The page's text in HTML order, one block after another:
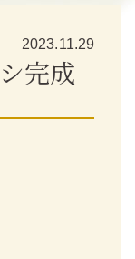
2023.11.29
完成